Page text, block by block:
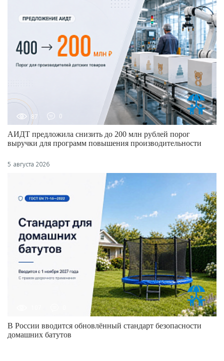
87 0
АИДТ предложила снизить до 200 млн рублей порог
выручки для программ повышения производительности
5 августа 2026
В России вводится обновлённый стандарт безопасности
домашних батутов